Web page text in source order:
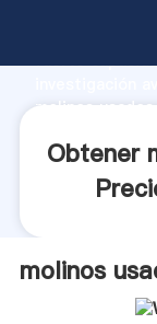
fuerte
molinos
Obtener
molinos